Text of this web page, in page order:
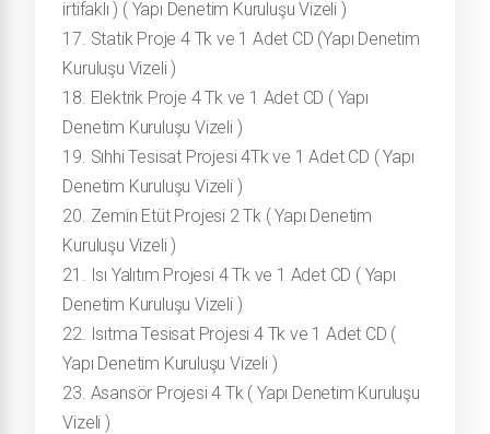
irtifaklı ) ( Yapı Denetim Kuruluşu Vizeli )
17. Statik Proje 4 Tk ve 1 Adet CD (Yapı Denetim
Kuruluşu Vizeli )
18. Elektrik Proje 4 Tk ve 1 Adet CD ( Yapı
Denetim Kuruluşu Vizeli )
19. Sıhhi Tesisat Projesi 4Tk ve 1 Adet CD ( Yapı
Denetim Kuruluşu Vizeli )
20. Zemin Etüt Projesi 2 Tk ( Yapı Denetim
Kuruluşu Vizeli )
21. Isı Yalıtım Projesi 4 Tk ve 1 Adet CD ( Yapı
Denetim Kuruluşu Vizeli )
22. Isıtma Tesisat Projesi 4 Tk ve 1 Adet CD (
Yapı Denetim Kuruluşu Vizeli )
23. Asansör Projesi 4 Tk ( Yapı Denetim Kuruluşu
Vizeli )